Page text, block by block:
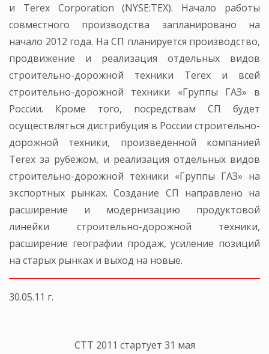
и Terex Corporation (NYSE:TEX). Начало работы
совместного производства запланировано на
начало 2012 года. На СП планируется производство,
продвижение и реализация отдельных видов
строительно-дорожной техники Terex и всей
строительно-дорожной техники «Группы ГАЗ» в
России. Кроме того, посредствам СП будет
осуществляться дистрибуция в России строительно-
дорожной техники, произведенной компанией
Terex за рубежом, и реализация отдельных видов
строительно-дорожной техники «Группы ГАЗ» на
экспортных рынках. Создание СП направлено на
расширение и модернизацию продуктовой
линейки строительно-дорожной техники,
расширение географии продаж, усиление позиций
на старых рынках и выход на новые.
30.05.11 г.
СТТ 2011 стартует 31 мая